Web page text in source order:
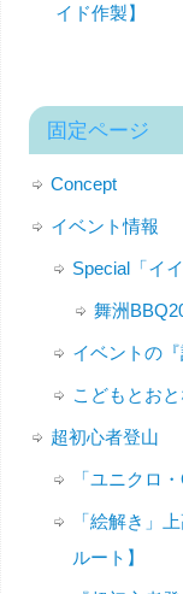
イド作製】
固定ページ
Concept
イベント情報
Special「イ
舞洲
イベントの
こどもとお
超初心者登山
「ユニクロ
「絵解き」
ルート】